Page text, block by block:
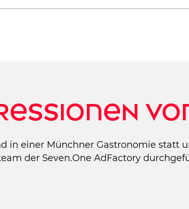
in einer Münchner Gastronomie statt
der Seven.One AdFactory